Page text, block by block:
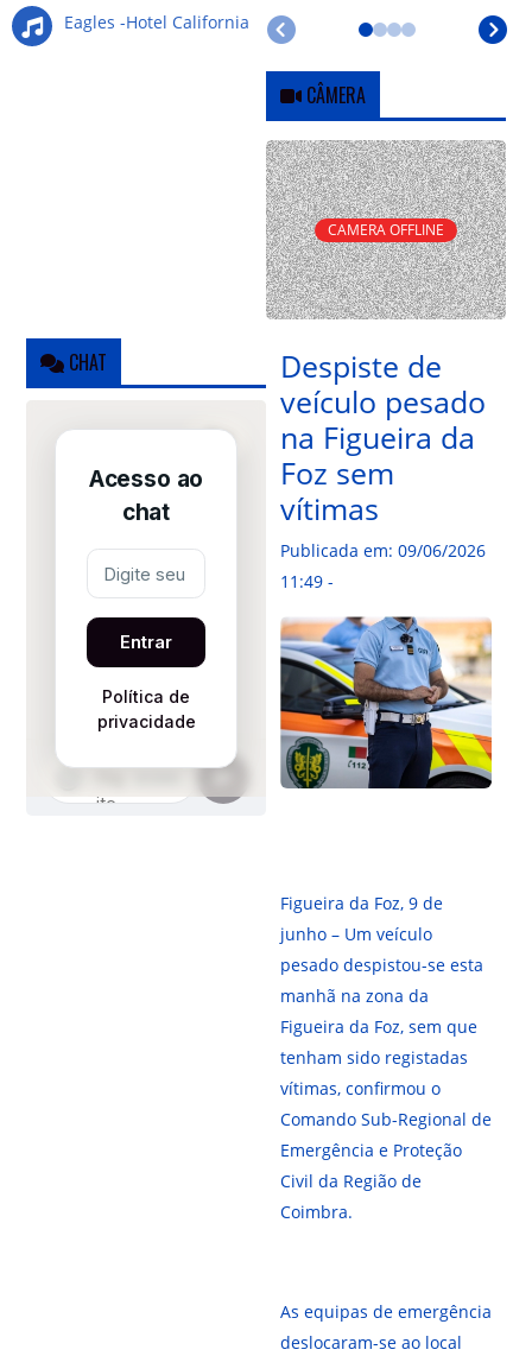
Eagles -Hotel California
CÂMERA
CAMERA OFFLINE
CHAT
Despiste de
veículo pesado
na Figueira da
Foz sem
vítimas
Publicada em: 09/06/2026
11:49 -
Figueira da Foz, 9 de
junho – Um veículo
pesado despistou-se esta
manhã na zona da
Figueira da Foz, sem que
tenham sido registadas
vítimas, confirmou o
Comando Sub-Regional de
Emergência e Proteção
Civil da Região de
Coimbra.
As equipas de emergência
deslocaram-se ao local